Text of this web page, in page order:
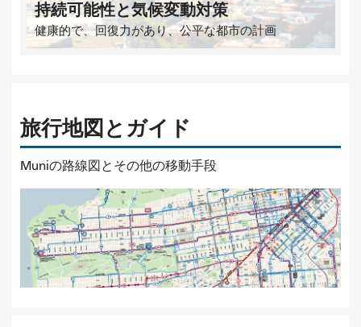
持続可能性と気候変動対策
健康的で、回復力があり、公平な都市の計画
旅行地図とガイド
Muniの路線図とその他の移動手段